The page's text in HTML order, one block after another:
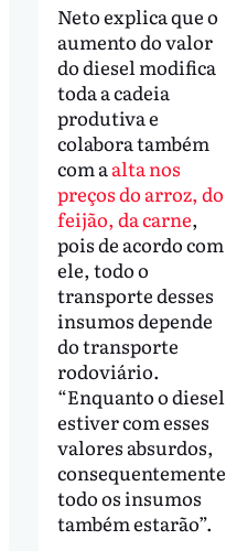
Neto explica que o
aumento do valor
do diesel modifica
toda a cadeia
produtiva e
colabora também
com a alta nos
preços do arroz, do
feijão, da carne,
pois de acordo com
ele, todo o
transporte desses
insumos depende
do transporte
rodoviário.
“Enquanto o diesel
estiver com esses
valores absurdos,
consequentemente
todo os insumos
também estarão”.